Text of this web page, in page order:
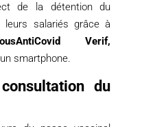
de la détention du
leurs salariés grâce à
Verif,
smartphone.
du